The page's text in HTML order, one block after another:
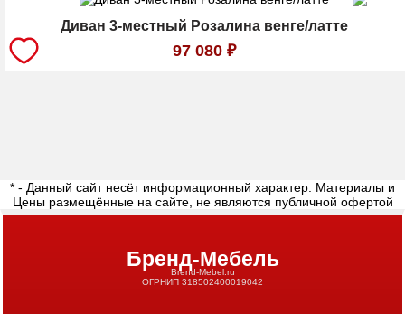
Диван 3-местный Розалина венге/латте
97 080 ₽
* - Данный сайт несёт информационный характер. Материалы и
Цены размещённые на сайте, не являются публичной офертой
Бренд-Мебель
Brend-Mebel.ru
ОГРНИП 318502400019042